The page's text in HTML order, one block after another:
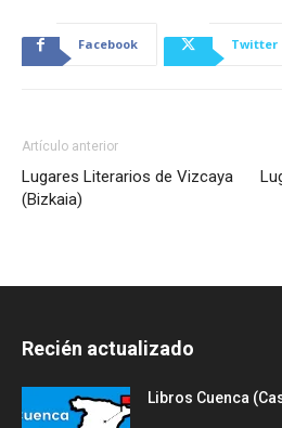
Facebook Twitter
Artículo anterior
Lugares Literarios de Vizcaya
(Bizkaia)
Recién actualizado
Libros Cuenca